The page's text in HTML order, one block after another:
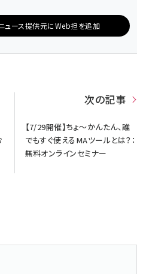
ュース提供元にWeb担を追加
次の記事
【7/29開催】ちょ～かんたん、誰
でもすぐ使えるMAツールとは？：
無料オンラインセミナー